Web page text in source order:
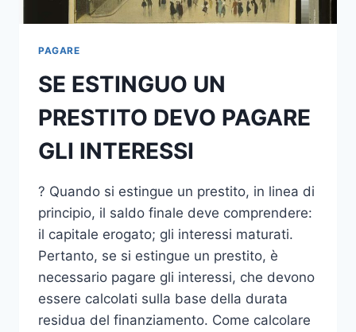
PAGARE
SE ESTINGUO UN
PRESTITO DEVO PAGARE
GLI INTERESSI
? Quando si estingue un prestito, in linea di
principio, il saldo finale deve comprendere:
il capitale erogato; gli interessi maturati.
Pertanto, se si estingue un prestito, è
necessario pagare gli interessi, che devono
essere calcolati sulla base della durata
residua del finanziamento. Come calcolare